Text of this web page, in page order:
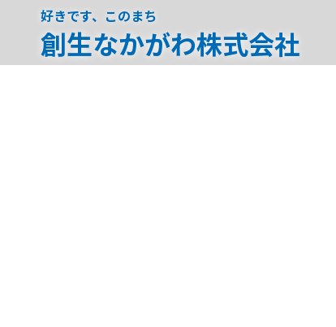
好きです、このまち
創生なかがわ株式会社